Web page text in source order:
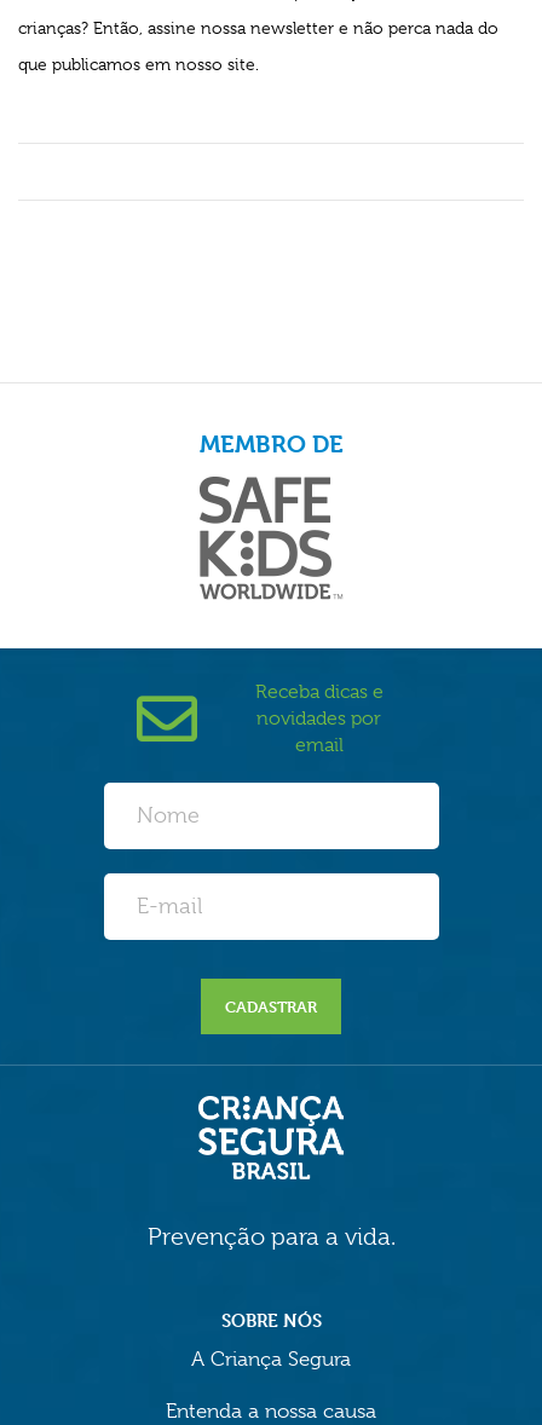
crianças? Então, assine nossa newsletter e não perca nada do
que publicamos em nosso site.
MEMBRO DE
Receba dicas e
novidades por
email
CADASTRAR
Prevenção para a vida.
SOBRE NÓS
A Criança Segura
Entenda a nossa causa